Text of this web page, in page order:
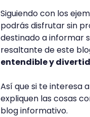
Siguiendo con los
podrás disfrutar sin
destinado a informar
resaltante de este
entendible y
Así que si te interesa
expliquen las cosas
blog informativo.